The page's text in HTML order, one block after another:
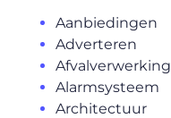
Aanbiedingen
Adverteren
Afvalverwerking
Alarmsysteem
Architectuur